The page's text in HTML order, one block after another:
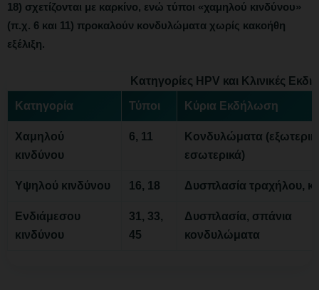
18) σχετίζονται με καρκίνο, ενώ τύποι «χαμηλού κινδύνου»
(π.χ. 6 και 11) προκαλούν κονδυλώματα χωρίς κακοήθη
εξέλιξη.
Κατηγορίες HPV και Κλινικές
Κατηγορία Τύποι Κύρια Εκδήλωση
Χαμηλού
κινδύνου
6, 11
Κονδυλώματα
εσωτερικά)
Υψηλού κινδύνου 16, 18 Δυσπλασία τραχήλου,
Ενδιάμεσου
κινδύνου
31, 33,
45
Δυσπλασία, σπάνια
κονδυλώματα